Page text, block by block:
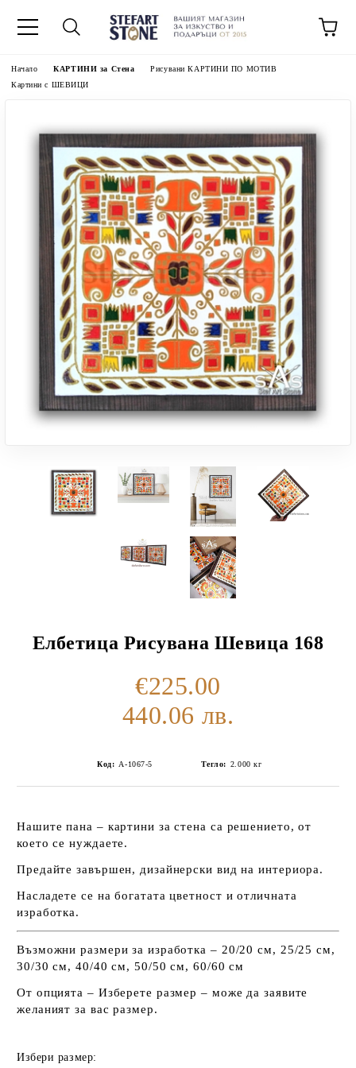
Начало КАРТИНИ за Стена
Рисувани КАРТИНИ ПО МОТИВ
Картини с ШЕВИЦИ
Елбетица Рисувана Шевица 168
€225.00
440.06 лв.
Код: А-1067-5 Тегло: 2.000 кг
Нашите пана – картини за стена са решението, от
което се нуждаете.
Предайте завършен, дизайнерски вид на интериора.
Насладете се на богатата цветност и отличната
изработка.
Възможни размери за изработка – 20/20 см, 25/25 см,
30/30 см, 40/40 см, 50/50 см, 60/60 см
От опцията – Изберете размер – може да заявите
желаният за вас размер.
Избери размер: